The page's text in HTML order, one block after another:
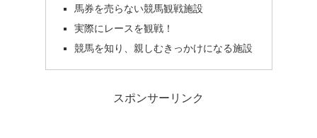
馬券を売らない競馬観戦施設
実際にレースを観戦！
競馬を知り、親しむきっかけになる施設
スポンサーリンク